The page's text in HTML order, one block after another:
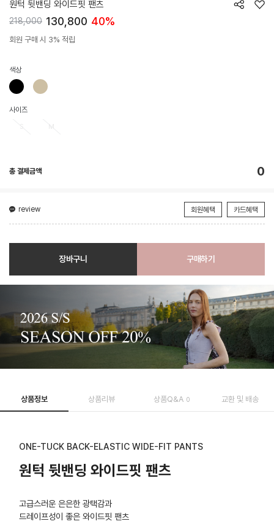
원턱 뒷밴딩 와이드핏 팬츠
218,000 130,800 40%
회원 구매 시 3% 적립
색상
사이즈
총 결제금액 0
review 회원혜택 카드혜택
장바구니 구매하기
상품정보 상품리뷰 상품Q&A 0 교환 및 배송
ONE-TUCK BACK-ELASTIC WIDE-FIT PANTS
원턱 뒷밴딩 와이드핏 팬츠
고급스러운 은은한 광택감과
드레이프성이 좋은 와이드핏 팬츠